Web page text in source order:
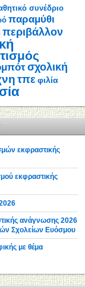
συνέδριο
παραμύθι
περιβάλλον
σχολική
τπε φιλία
εκφραστικής
εκφραστικής
ανάγνωσης 2026
Σχολείων Ευόσμου
με θέμα